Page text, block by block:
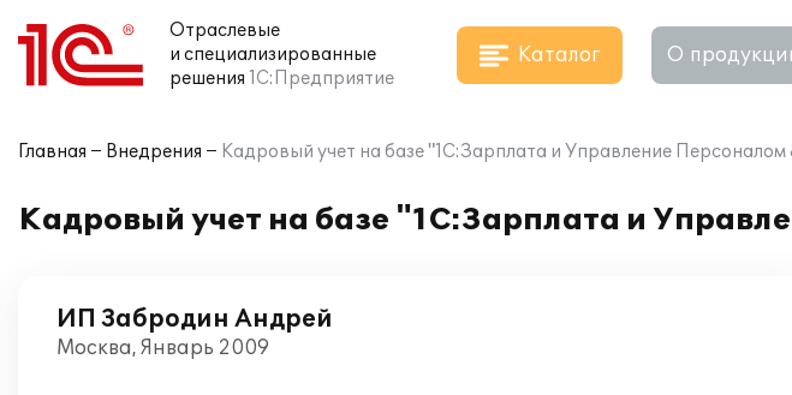
Отраслевые
и специализированные
решения 1С:Предприятие
Каталог О
Главная Внедрения Кадровый учет на базе "1С:Зарплата и Управление Персоналом
Кадровый учет на базе "1С:Зарплата и
ИП Забродин Андрей
Москва, Январь 2009